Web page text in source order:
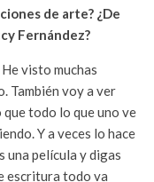
de arte? ¿De
Fernández?
visto muchas
También voy a ver
todo lo que uno ve
Y a veces lo hace
una película y digas
escritura todo va